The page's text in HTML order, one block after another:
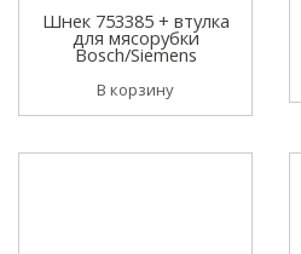
Шнек 753385 + втулка
для мясорубки
Bosch/Siemens
В корзину